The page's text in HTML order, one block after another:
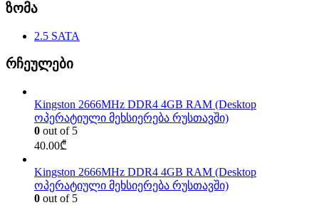
ზომა
2.5 SATA
რჩეულები
Kingston 2666MHz DDR4 4GB RAM (Desktop
ოპერატიული მეხსიერება რუსთავში)
0 out of 5
40.00₾
Kingston 2666MHz DDR4 4GB RAM (Desktop
ოპერატიული მეხსიერება რუსთავში)
0 out of 5